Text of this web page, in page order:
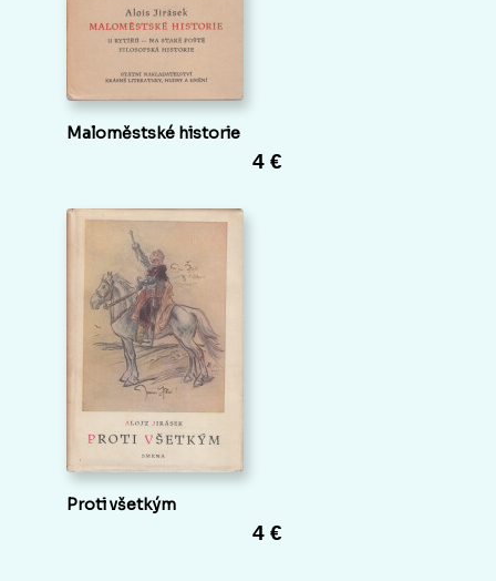
Maloměstské historie
4 €
Proti všetkým
4 €